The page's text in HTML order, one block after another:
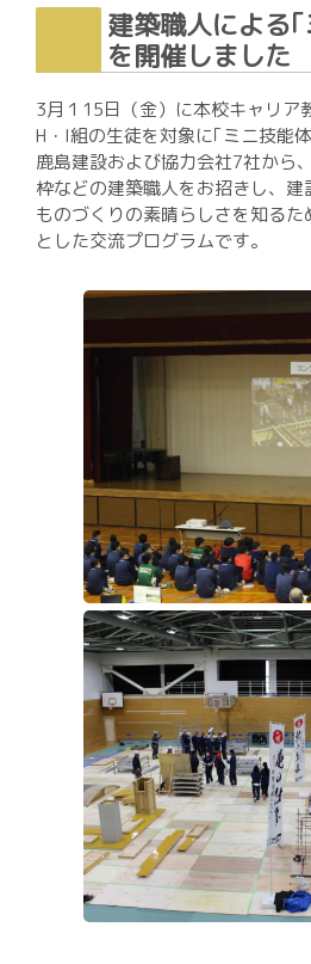
豊富な学校行事
部活動紹介
入試案内
進路実績
いじめ基本方針
校則
中学生の方
卒業生の方
個人情報保護方針
Instagram運用方針
建築職人による
を開催しました
3月１15日（金）に本校キャリア
H・I組の生徒を対象に｢ミニ技能
鹿島建設および協力会社7社から
枠などの建築職人をお招きし、
ものづくりの素晴らしさを知る
とした交流プログラムです。